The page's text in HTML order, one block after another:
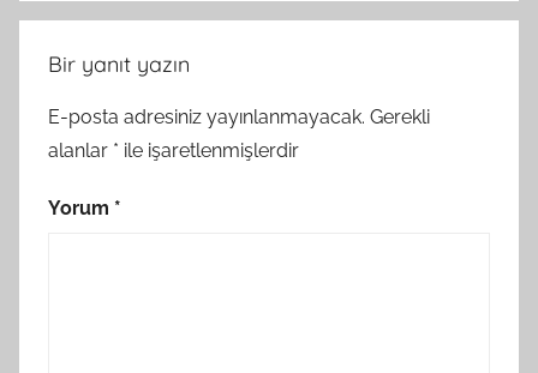
Bir yanıt yazın
E-posta adresiniz yayınlanmayacak. Gerekli
alanlar * ile işaretlenmişlerdir
Yorum *